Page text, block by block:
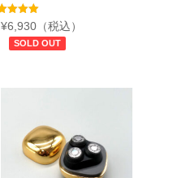
5段階中
5.00
の評価
¥6,930 （税込）
SOLD OUT